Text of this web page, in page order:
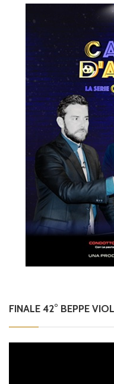
FINALE 42° BEPPE